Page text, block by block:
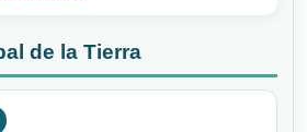
de la Tierra